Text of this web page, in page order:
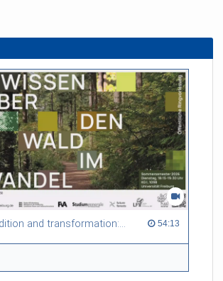
Between tradition and transformation: how owners, advisers and institutions co-create knowledge for resilient forests in Europe 54:13